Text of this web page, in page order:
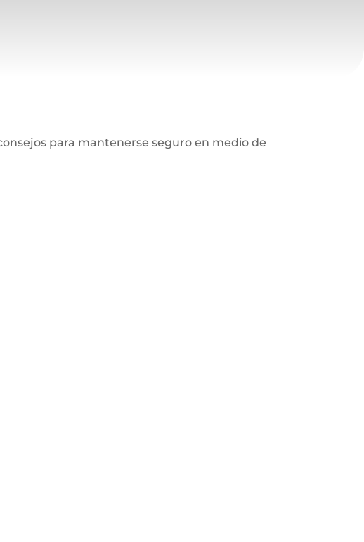
para mantenerse seguro en medio de